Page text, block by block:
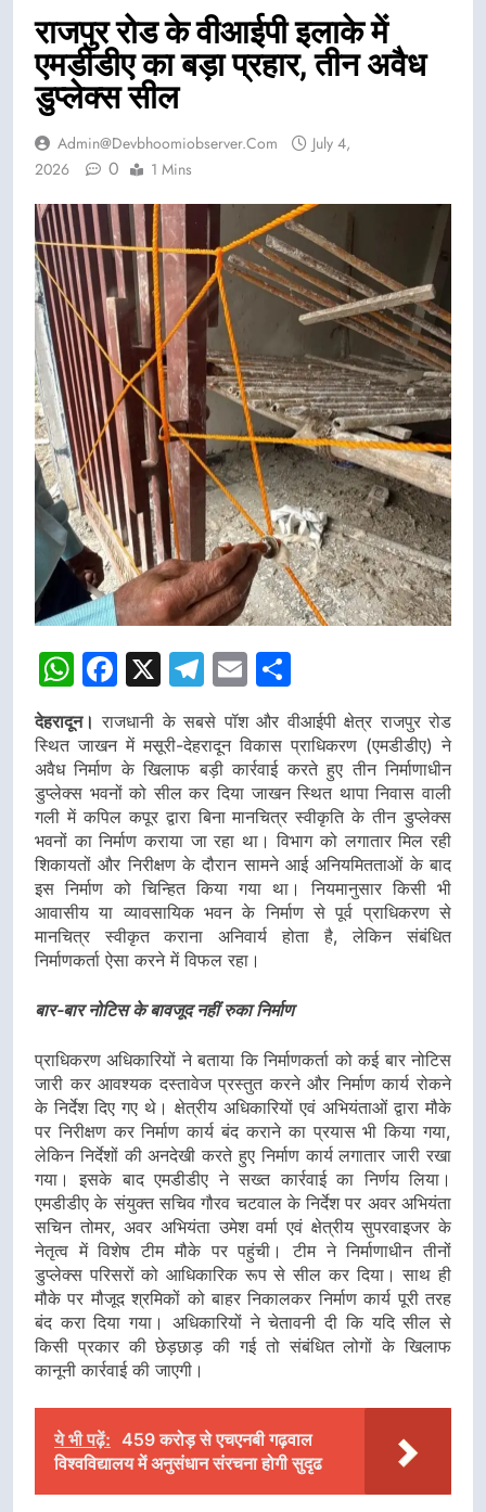
राजपुर रोड के वीआईपी इलाके में
एमडीडीए का बड़ा प्रहार, तीन अवैध
डुप्लेक्स सील
Admin@devbhoomiobserver.com
July 4,
2026
0 1 Mins
WhatsApp
Facebook
X Telegram
Email
देहरादून। राजधानी के सबसे पॉश और वीआईपी क्षेत्र राजपुर रोड
स्थित जाखन में मसूरी-देहरादून विकास प्राधिकरण (एमडीडीए) ने
अवैध निर्माण के खिलाफ बड़ी कार्रवाई करते हुए तीन निर्माणाधीन
डुप्लेक्स भवनों को सील कर दिया जाखन स्थित थापा निवास वाली
गली में कपिल कपूर द्वारा बिना मानचित्र स्वीकृति के तीन डुप्लेक्स
भवनों का निर्माण कराया जा रहा था। विभाग को लगातार मिल रही
शिकायतों और निरीक्षण के दौरान सामने आई अनियमितताओं के बाद
इस निर्माण को चिन्हित किया गया था। नियमानुसार किसी भी
आवासीय या व्यावसायिक भवन के निर्माण से पूर्व प्राधिकरण से
मानचित्र स्वीकृत कराना अनिवार्य होता है, लेकिन संबंधित
निर्माणकर्ता ऐसा करने में विफल रहा।
बार-बार नोटिस के बावजूद नहीं रुका निर्माण
प्राधिकरण अधिकारियों ने बताया कि निर्माणकर्ता को कई बार नोटिस
जारी कर आवश्यक दस्तावेज प्रस्तुत करने और निर्माण कार्य रोकने
के निर्देश दिए गए थे। क्षेत्रीय अधिकारियों एवं अभियंताओं द्वारा मौके
पर निरीक्षण कर निर्माण कार्य बंद कराने का प्रयास भी किया गया,
लेकिन निर्देशों की अनदेखी करते हुए निर्माण कार्य लगातार जारी रखा
गया। इसके बाद एमडीडीए ने सख्त कार्रवाई का निर्णय लिया।
एमडीडीए के संयुक्त सचिव गौरव चटवाल के निर्देश पर अवर अभियंता
सचिन तोमर, अवर अभियंता उमेश वर्मा एवं क्षेत्रीय सुपरवाइजर के
नेतृत्व में विशेष टीम मौके पर पहुंची। टीम ने निर्माणाधीन तीनों
डुप्लेक्स परिसरों को आधिकारिक रूप से सील कर दिया। साथ ही
मौके पर मौजूद श्रमिकों को बाहर निकालकर निर्माण कार्य पूरी तरह
बंद करा दिया गया। अधिकारियों ने चेतावनी दी कि यदि सील से
किसी प्रकार की छेड़छाड़ की गई तो संबंधित लोगों के खिलाफ
कानूनी कार्रवाई की जाएगी।
ये भी पढ़ें: 459 करोड़ से एचएनबी गढ़वाल
विश्वविद्यालय में अनुसंधान संरचना होगी सुदृढ